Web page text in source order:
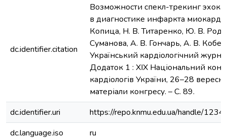
dc.identifier.citation
Возможности спекл-трекинг
в диагностике инфаркта
Копица, Н. В. Титаренко, Ю. В.
Суманова, А. В. Гончарь, А. В.
Український кардіологічний
Додаток 1 : ХІХ Національний
кардіологів України, 26–28
матеріали конгресу. – С. 89.
dc.identifier.uri
https://repo.knmu.edu.ua/handle/
dc.language.iso
ru